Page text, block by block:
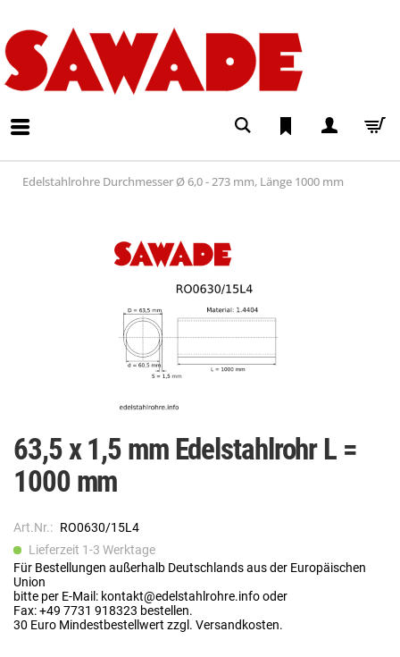
Edelstahlrohre Durchmesser Ø 6,0 - 273 mm, Länge 1000 mm
63,5 x 1,5 mm Edelstahlrohr L =
1000 mm
Art.Nr.: RO0630/15L4
Lieferzeit 1-3 Werktage
Für Bestellungen außerhalb Deutschlands aus der Europäischen
Union
bitte per E-Mail: kontakt@edelstahlrohre.info oder
Fax: +49 7731 918323 bestellen.
30 Euro Mindestbestellwert zzgl. Versandkosten.